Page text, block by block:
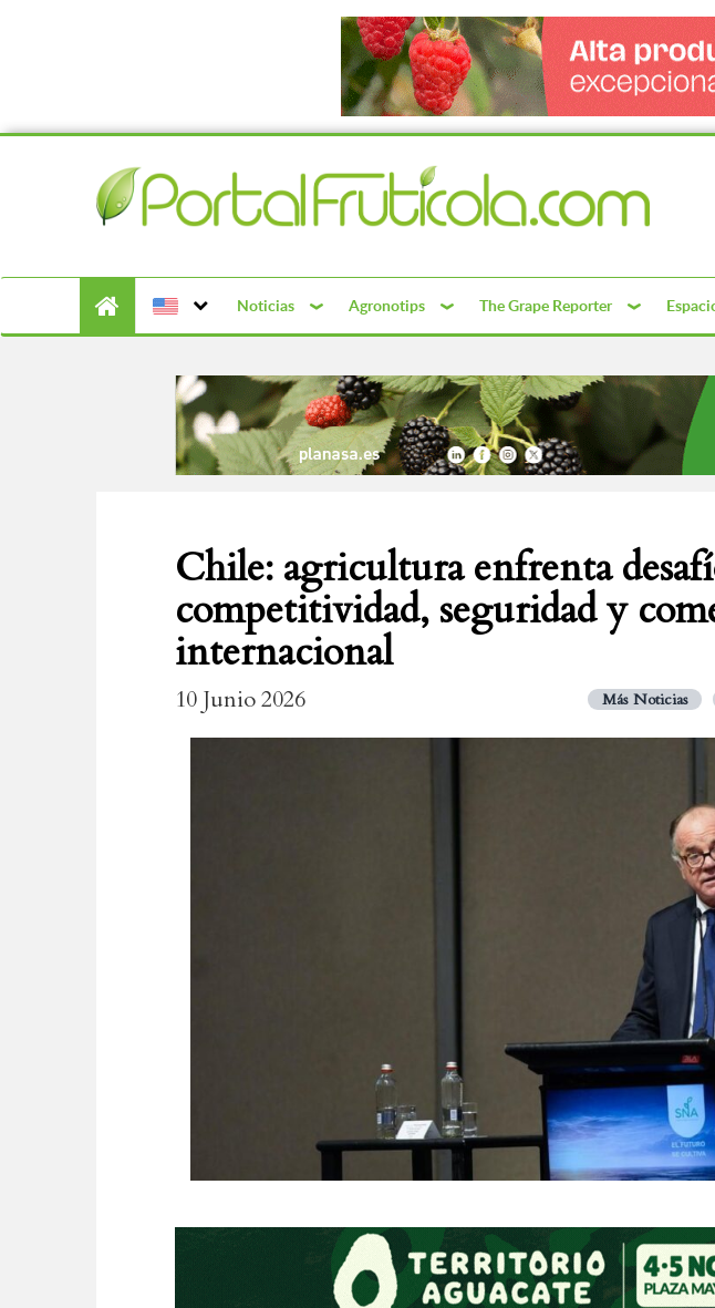
Noticias Agronotips The Grape Reporter
Chile: agricultura enfrenta
competitividad, seguridad y
internacional
10 Junio 2026 Más Noticias